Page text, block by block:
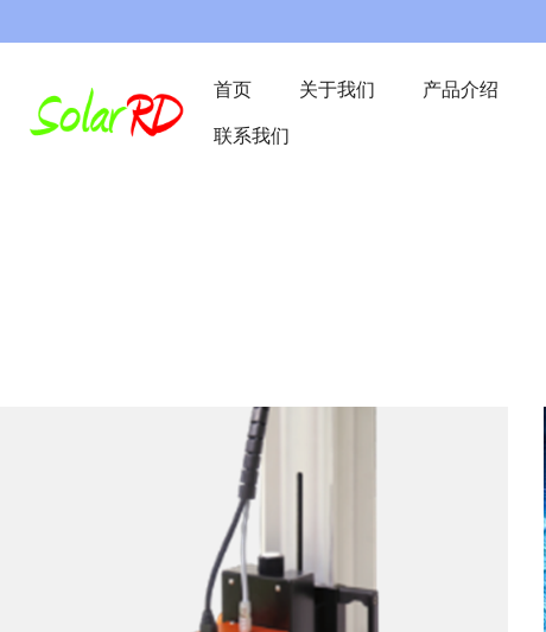
首页 关于我们 产品介绍
联系我们